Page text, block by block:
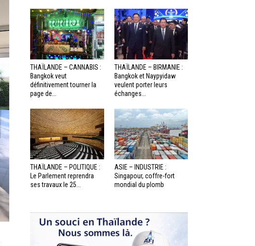
THAÏLANDE – CANNABIS :
Bangkok veut
définitivement tourner la
page de...
THAÏLANDE – BIRMANIE :
Bangkok et Naypyidaw
veulent porter leurs
échanges...
THAÏLANDE – POLITIQUE :
Le Parlement reprendra
ses travaux le 25...
ASIE – INDUSTRIE :
Singapour, coffre-fort
mondial du plomb